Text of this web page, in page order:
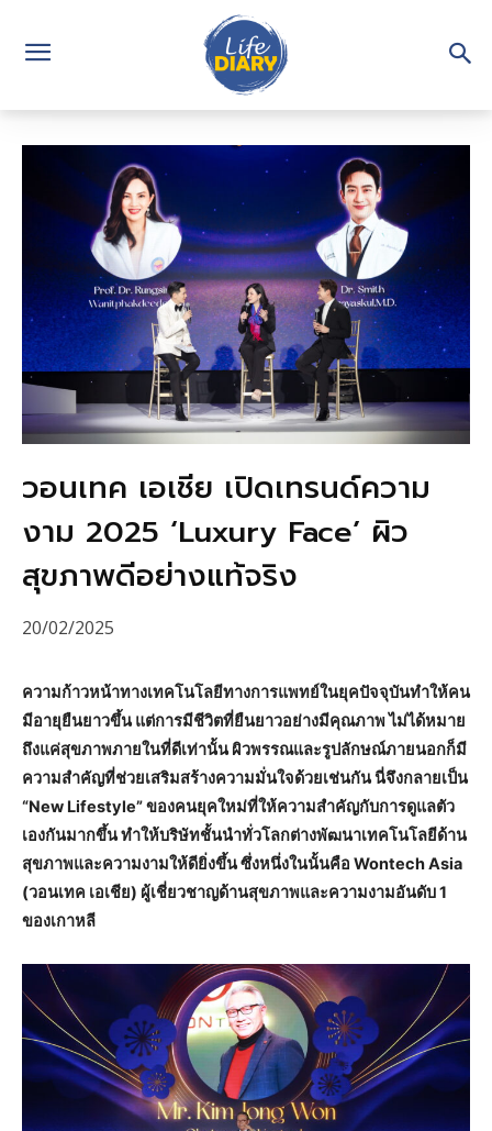
วอนเทค เอเชีย เปิดเทรนด์ความ
งาม 2025 ‘Luxury Face’ ผิว
สุขภาพดีอย่างแท้จริง
20/02/2025
ความก้าวหน้าทางเทคโนโลยีทางการแพทย์ในยุคปัจจุบันทำให้คน
มีอายุยืนยาวขึ้น แต่การมีชีวิตที่ยืนยาวอย่างมีคุณภาพ ไม่ได้หมาย
ถึงแค่สุขภาพภายในที่ดีเท่านั้น ผิวพรรณและรูปลักษณ์ภายนอกก็มี
ความสำคัญที่ช่วยเสริมสร้างความมั่นใจด้วยเช่นกัน นี่จึงกลายเป็น
“New Lifestyle” ของคนยุคใหม่ที่ให้ความสำคัญกับการดูแลตัว
เองกันมากขึ้น ทำให้บริษัทชั้นนำทั่วโลกต่างพัฒนาเทคโนโลยีด้าน
สุขภาพและความงามให้ดียิ่งขึ้น ซึ่งหนึ่งในนั้นคือ Wontech Asia
(วอนเทค เอเชีย) ผู้เชี่ยวชาญด้านสุขภาพและความงามอันดับ 1
ของเกาหลี